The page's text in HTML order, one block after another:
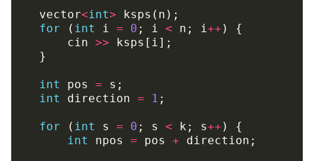
vector<int> ksps ( n );
for
( int i = 0 ; i < n ; i++ )
{
cin >> ksps [ i];
}
int pos = s ;
int
direction = 1 ;
for ( int s = 0 ; s < k ; s++ )
{
int
npos = pos + direction ;